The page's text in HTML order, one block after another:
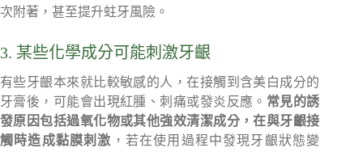
次附著，甚至提升蛀牙風險。
3. 某些化學成分可能刺激牙齦
有些牙齦本來就比較敏感的人，在接觸到含美白成分的
牙膏後，可能會出現紅腫、刺痛或發炎反應。 常見的誘
發原因包括過氧化物或其他強效清潔成分，在與牙齦接
觸時造成黏膜刺激 ，若在使用過程中發現牙齦狀態變